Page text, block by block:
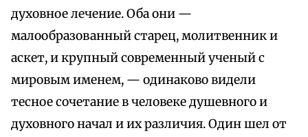
духовное лечение. Оба они —
малообразованный старец, молитвенник и
аскет, и крупный современный ученый с
мировым именем, — одинаково видели
тесное сочетание в человеке душевного и
духовного начал и их различия. Один шел от